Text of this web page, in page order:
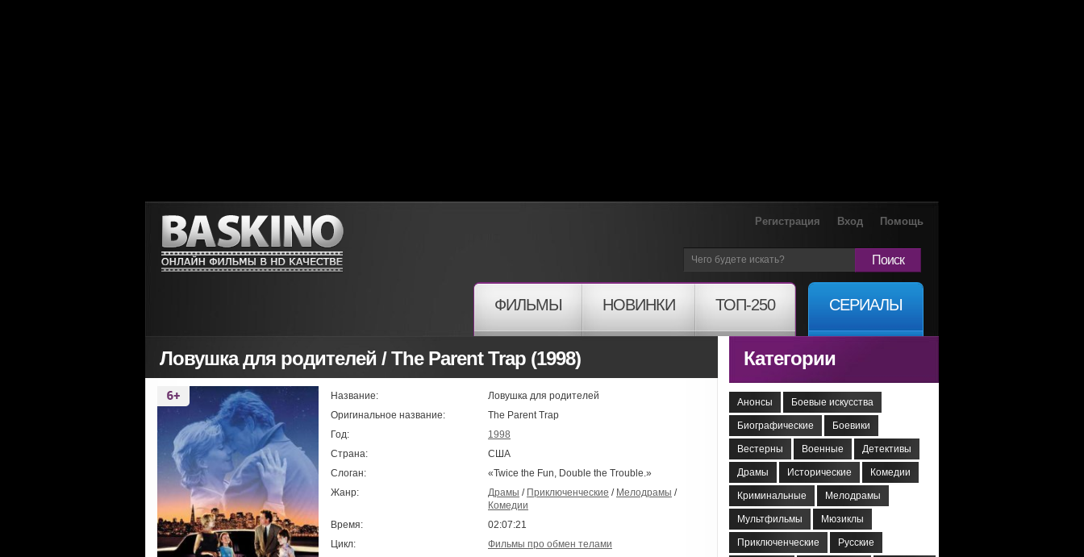
Регистрация Вход Помощь
Поиск
ФИЛЬМЫ НОВИНКИ ТОП-250 СЕРИАЛЫ
Ловушка для родителей / The Parent Trap (1998)
Название:
Ловушка для родителей
Оригинальное название:
The Parent Trap
Год:
1998
Страна:
США
Слоган:
«Twice the Fun, Double the Trouble.»
Жанр:
Драмы / Приключенческие / Мелодрамы /
Комедии
Время:
02:07:21
Цикл:
Фильмы про обмен телами
Категории
Анонсы Боевые искусства
Биографические Боевики
Вестерны Военные Детективы
Драмы Исторические Комедии
Криминальные Мелодрамы
Мультфильмы Мюзиклы
Приключенческие Русские